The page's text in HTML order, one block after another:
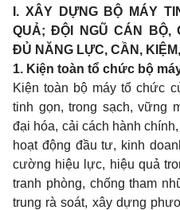
I. XÂY DỰNG BỘ MÁY
QUẢ; ĐỘI NGŨ CÁN BỘ,
ĐỦ NĂNG LỰC, CẦN,
1. Kiện toàn tổ chức bộ
Kiện toàn bộ máy tổ chức
tinh gọn, trong sạch, vững
đại hóa, cải cách hành
hoạt động đầu tư, kinh
cường hiệu lực, hiệu quả
tranh phòng, chống tham
trung rà soát, xây dựng